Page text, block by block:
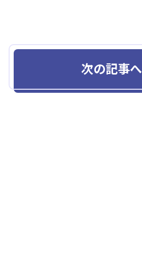
次の記事へ